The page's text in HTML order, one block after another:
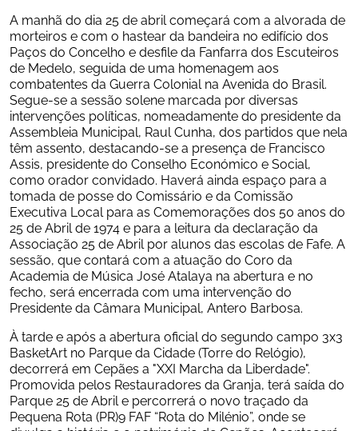
A manhã do dia 25 de abril começará com a alvorada de
morteiros e com o hastear da bandeira no edifício dos
Paços do Concelho e desfile da Fanfarra dos Escuteiros
de Medelo, seguida de uma homenagem aos
combatentes da Guerra Colonial na Avenida do Brasil.
Segue-se a sessão solene marcada por diversas
intervenções políticas, nomeadamente do presidente da
Assembleia Municipal, Raul Cunha, dos partidos que nela
têm assento, destacando-se a presença de Francisco
Assis, presidente do Conselho Económico e Social,
como orador convidado. Haverá ainda espaço para a
tomada de posse do Comissário e da Comissão
Executiva Local para as Comemorações dos 50 anos do
25 de Abril de 1974 e para a leitura da declaração da
Associação 25 de Abril por alunos das escolas de Fafe. A
sessão, que contará com a atuação do Coro da
Academia de Música José Atalaya na abertura e no
fecho, será encerrada com uma intervenção do
Presidente da Câmara Municipal, Antero Barbosa.
À tarde e após a abertura oficial do segundo campo 3x3
BasketArt no Parque da Cidade (Torre do Relógio),
decorrerá em Cepães a "XXI Marcha da Liberdade".
Promovida pelos Restauradores da Granja, terá saída do
Parque 25 de Abril e percorrerá o novo traçado da
Pequena Rota (PR)9 FAF “Rota do Milénio”, onde se